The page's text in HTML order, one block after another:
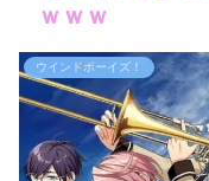
ｗｗｗ
ウインドボーイズ！